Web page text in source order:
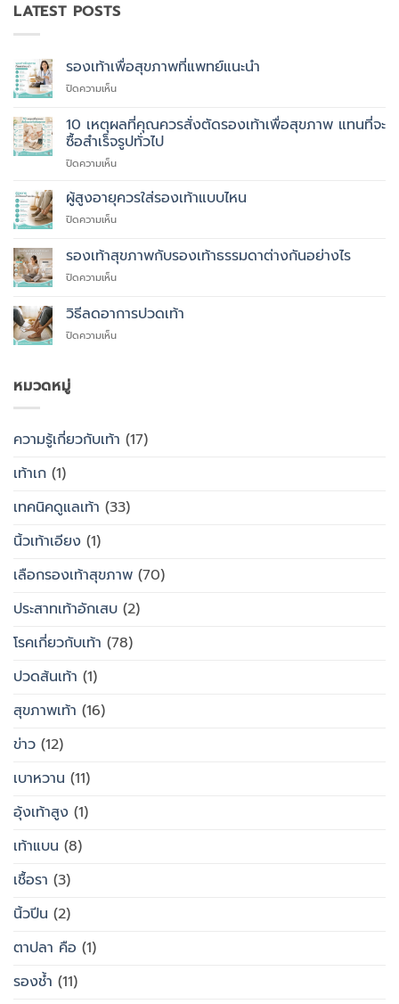
LATEST POSTS
รองเท้าเพื่อสุขภาพที่แพทย์แนะนำ
ปิดความเห็นบน
เพื่อ
สุขภาพ
ที่
แพทย์
10 เหตุผลที่คุณควรสั่งตัดรองเท้าเพื่อสุขภาพ แทนที่จะ
ซื้อสำเร็จรูปทั่วไป
ปิดความเห็นบน
เหตุผล
คุณ
สั่ง
ตัด
รองเท้า
สุขภาพ
ผู้สูงอายุควรใส่รองเท้าแบบไหน
ปิดความเห็นบน
สูง
อายุ
ควร
รองเท้า
ไหน
รองเท้าสุขภาพกับรองเท้าธรรมดาต่างกันอย่างไร
ปิดความเห็นบน
สุขภาพ
กับ
รองเท้า
วิธีลดอาการปวดเท้า
ปิดความเห็นบน
หมวดหมู่
ความรู้เกี่ยวกับเท้า (17)
เท้าเก (1)
เทคนิคดูแลเท้า (33)
นิ้วเท้าเอียง (1)
เลือกรองเท้าสุขภาพ (70)
ประสาทเท้าอักเสบ (2)
โรคเกี่ยวกับเท้า (78)
ปวดส้นเท้า (1)
สุขภาพเท้า (16)
ข่าว (12)
เบาหวาน (11)
อุ้งเท้าสูง (1)
เท้าแบน (8)
เชื้อรา (3)
นิ้วปีน (2)
ตาปลา คือ (1)
รองช้ำ (11)